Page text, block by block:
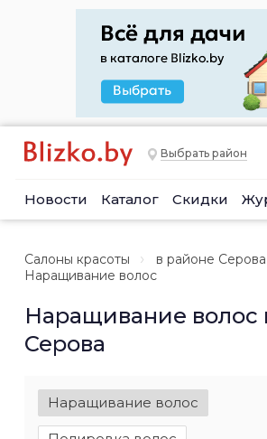
Выбрать район
Новости Каталог Скидки
Салоны красоты
в районе Серова
Наращивание волос
Наращивание волос
Серова
Наращивание волос